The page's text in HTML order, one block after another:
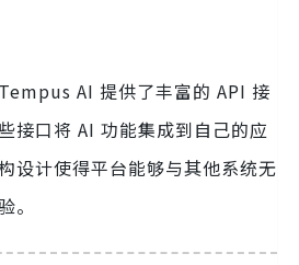
AI 提供了丰富的 API 接
接口将 AI 功能集成到自己的应
设计使得平台能够与其他系统无
。